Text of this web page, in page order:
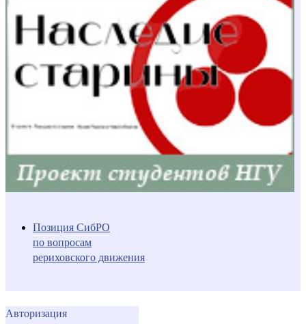
Позиция СибРО
по вопросам
рериховского движения
Авторизация